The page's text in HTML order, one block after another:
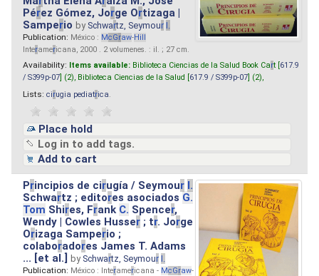
Pérez Gómez, Jorge Ortizaga |
Samperio by Schwartz, Seymour I.
Publication: México : McGraw-Hill
Interamericana, 2000 . 2 volumenes. : il. ; 27 cm.
Availability: Items available: Biblioteca Ciencias de la Salud Book Cart [ 617.9
/ S399p-07 ] (2), Biblioteca Ciencias de la Salud [ 617.9 / S399p-07 ] (2),
Lists: cirugia pediatrica
Place hold
Log in to add tags.
Add to cart
Principios de cirugía / Seymour I.
Schwartz ; editores asociados G.
Tom Shires, Frank C. Spencer,
Wendy | Cowles Husser ; tr. Jorge
Orizaga Samperio ;
colaboradores James T. Adams
... [et al.]by Schwartz, Seymour I.
Publication: México : Interamericana - McGraw-